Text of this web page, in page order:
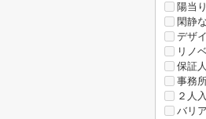
陽当
閑静
デザ
リノ
保証
事務
２人
バリ